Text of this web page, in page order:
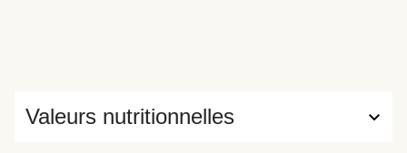
Valeurs nutritionnelles